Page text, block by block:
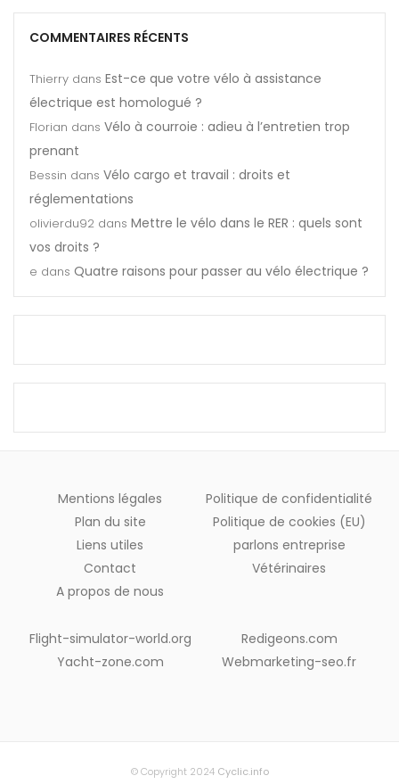
COMMENTAIRES RÉCENTS
Thierry dans Est-ce que votre vélo à assistance
électrique est homologué ?
Florian dans Vélo à courroie : adieu à l’entretien trop
prenant
Bessin dans Vélo cargo et travail : droits et
réglementations
olivierdu92 dans Mettre le vélo dans le RER : quels sont
vos droits ?
e dans Quatre raisons pour passer au vélo électrique ?
Mentions légales
Plan du site
Liens utiles
Contact
A propos de nous
Politique de confidentialité
Politique de cookies (EU)
parlons entreprise
Vétérinaires
Flight-simulator-world.org
Yacht-zone.com
Redigeons.com
Webmarketing-seo.fr
© Copyright 2024 Cyclic.info